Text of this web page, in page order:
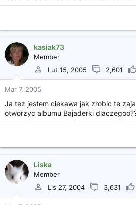
kasiak73
Member
Lut 15, 2005
2,601
Mar 7, 2005
Ja tez jestem ciekawa jak zrobic te
otworzyc albumu Bajaderki
Liska
Member
Lis 27, 2004
3,631